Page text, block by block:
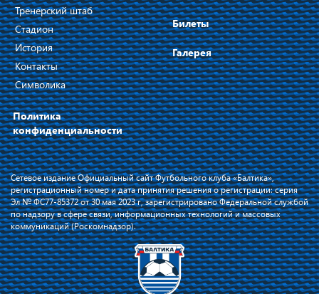
Тренерский штаб
Стадион
История
Контакты
Символика
Политика
конфиденциальности
Билеты
Галерея
Сетевое издание Официальный сайт Футбольного клуба «Балтика»,
регистрационный номер и дата принятия решения о регистрации: серия
Эл № ФС77-85372 от 30 мая 2023 г, зарегистрировано Федеральной службой
по надзору в сфере связи, информационных технологий и массовых
коммуникаций (Роскомнадзор).